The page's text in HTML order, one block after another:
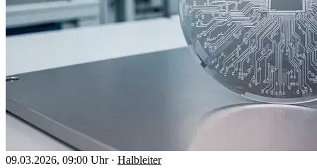
09.03.2026, 09:00 Uhr · Halbleiter